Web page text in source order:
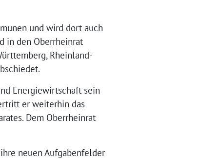
und wird dort auch
in den Oberrheinrat
Rheinland-
Energiewirtschaft sein
er weiterhin das
Dem Oberrheinrat
neuen Aufgabenfelder